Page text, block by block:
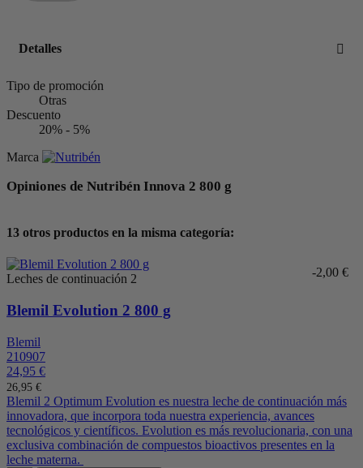
Detalles
Tipo de promoción
Otras
Descuento
20% - 5%
Marca
Opiniones de Nutribén Innova 2 800 g
13 otros productos en la misma categoría:
-2,00 €
Leches de continuación 2
Blemil Evolution 2 800 g
Blemil
210907
24,95 €
26,95 €
Blemil 2 Optimum Evolution es nuestra leche de continuación más
innovadora, que incorpora toda nuestra experiencia, avances
tecnológicos y científicos. Evolution es más revolucionaria, con una
exclusiva combinación de compuestos bioactivos presentes en la
leche materna.